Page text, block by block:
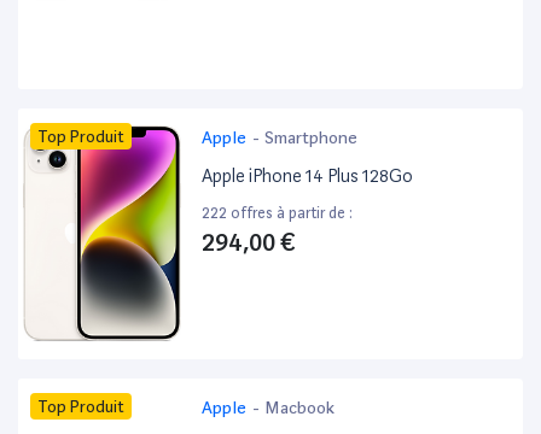
Top Produit Apple - Smartphone
Apple iPhone 14 Plus 128Go
222 offres à partir de :
294,00 €
Top Produit Apple - Macbook